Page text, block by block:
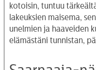
kotoisin, tuntuu
lakeuksien maisema,
unelmien ja haaveiden
elämästäni tunnistan,